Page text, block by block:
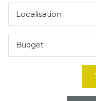
Localisation
Budget